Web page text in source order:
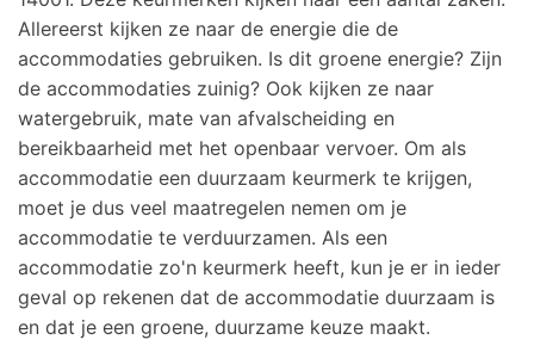
Allereerst kijken ze naar de energie die de
accommodaties gebruiken. Is dit groene energie? Zijn
de accommodaties zuinig? Ook kijken ze naar
watergebruik, mate van afvalscheiding en
bereikbaarheid met het openbaar vervoer. Om als
accommodatie een duurzaam keurmerk te krijgen,
moet je dus veel maatregelen nemen om je
accommodatie te verduurzamen. Als een
accommodatie zo'n keurmerk heeft, kun je er in ieder
geval op rekenen dat de accommodatie duurzaam is
en dat je een groene, duurzame keuze maakt.